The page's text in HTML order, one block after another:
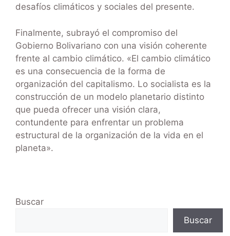
desafíos climáticos y sociales del presente.
Finalmente, subrayó el compromiso del
Gobierno Bolivariano con una visión coherente
frente al cambio climático. «El cambio climático
es una consecuencia de la forma de
organización del capitalismo. Lo socialista es la
construcción de un modelo planetario distinto
que pueda ofrecer una visión clara,
contundente para enfrentar un problema
estructural de la organización de la vida en el
planeta».
Buscar
Buscar